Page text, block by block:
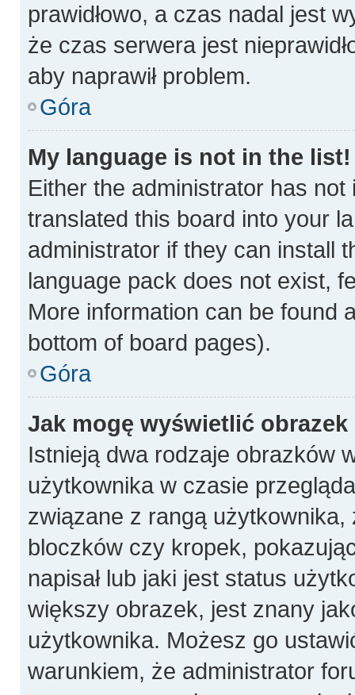
prawidłowo, a czas nadal jest
że czas serwera jest
aby naprawił problem.
Góra
My language is not in the list!
Either the administrator has
translated this board into your
administrator if they can install
language pack does not exist,
More information can be found
bottom of board pages).
Góra
Jak mogę wyświetlić
Istnieją dwa rodzaje obrazków
użytkownika w czasie
związane z rangą
bloczków czy kropek,
napisał lub jaki jest status
większy obrazek, jest znany
użytkownika. Możesz go
warunkiem, że administrator